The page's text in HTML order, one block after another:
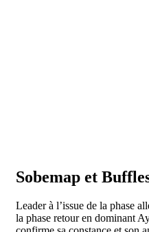
Sobemap et
Leader à l’issue de la phase
la phase retour en dominant